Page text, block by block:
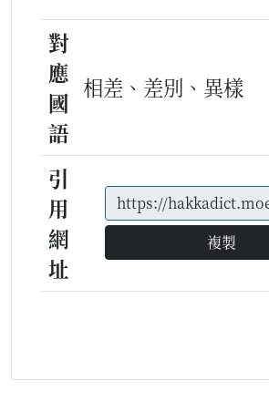
對
應
國
語
相差、差別、異樣
引
用
網
址
複製